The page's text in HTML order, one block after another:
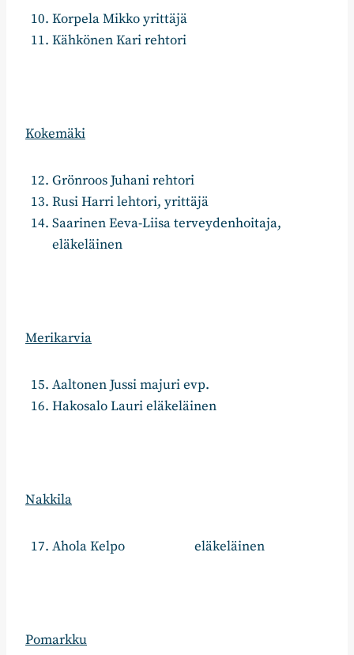
Korpela Mikko yrittäjä
Kähkönen Kari rehtori
Kokemäki
Grönroos Juhani rehtori
Rusi Harri lehtori, yrittäjä
Saarinen Eeva-Liisa terveydenhoitaja,
eläkeläinen
Merikarvia
Aaltonen Jussi majuri evp.
Hakosalo Lauri eläkeläinen
Nakkila
Ahola Kelpo eläkeläinen
Pomarkku